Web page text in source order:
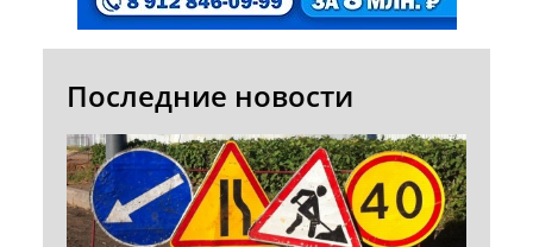
Последние новости